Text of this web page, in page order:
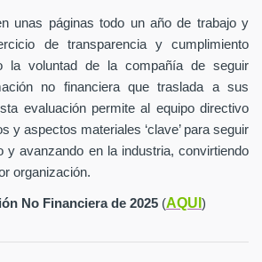
unas páginas todo un año de trabajo y
de transparencia y cumplimiento
la voluntad de la compañía de seguir
no financiera que traslada a sus
evaluación permite al equipo directivo
y aspectos materiales ‘clave’ para seguir
y avanzando en la industria, convirtiendo
organización.
No Financiera de 2025 (AQUI )